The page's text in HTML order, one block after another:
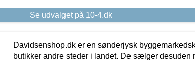
Se udvalget på 10-4.dk
Davidsenshop.dk er en sønderjysk
butikker andre steder i landet. De sælger desuden